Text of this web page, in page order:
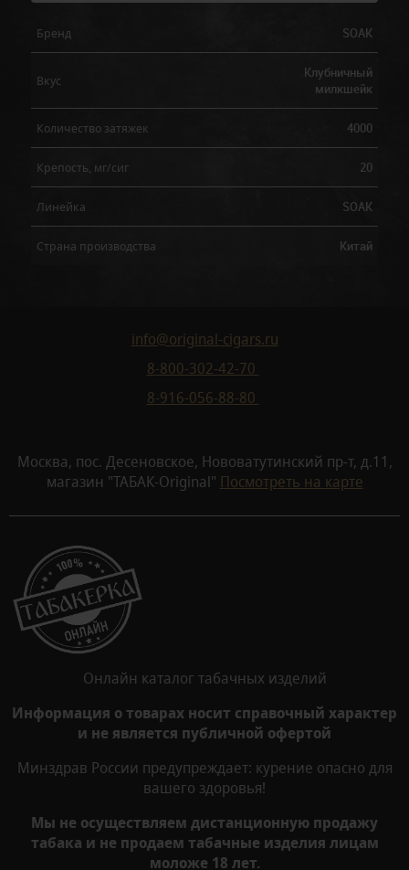
Бренд SOAK
Вкус
Клубничный
милкшейк
Количество затяжек 4000
Крепость, мг/сиг 20
Линейка SOAK
Страна производства Китай
info@original-cigars.ru
8-800-302-42-70
8-916-056-88-80
Москва, пос. Десеновское, Нововатутинский пр-т, д.11,
магазин "ТАБАК-Original" Посмотреть на карте
Онлайн каталог табачных изделий
Информация о товарах носит справочный характер
и не является публичной офертой
Минздрав России предупреждает: курение опасно для
вашего здоровья!
Мы не осуществляем дистанционную продажу
табака и не продаем табачные изделия лицам
моложе 18 лет.